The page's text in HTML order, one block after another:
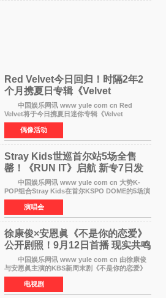
Red Velvet今日回归！时隔2年2
个月携夏日专辑《Velvet
Summer》重启完整体活动
中国娱乐网讯 www yule com cn Red
Velvet将于今日携夏日迷你专辑《Velvet
Summer》时隔2年2个月重启完整体活动。这张
于8月3日发行的专辑，主打柔和成熟氛围的夏日
音乐，收录了成员们想着
偶像活动
Stray Kids世巡首尔站5场全售
罄！《RUN IT》启航 新专7日发
中国娱乐网讯 www yule com cn 大势K-
POP组合Stray Kids在首尔KSPO DOME的5场演
唱会全部售罄，为新世界巡演拉开序幕。据所属
社JYP娱乐透露，Stray Kids于上月25至26日、
29日及本月1至2日
演唱会
徐康俊×安恩眞《不是你的恋爱》
公开剧照！9月12日首播 现实共鸣
罗曼史来袭
中国娱乐网讯 www yule com cn 由徐康俊
与安恩眞主演的KBS新周末剧《不是你的恋爱》
于近日公开首波剧照，正式定档9月12日首
播。 剧照中，徐康俊与安恩眞并肩而坐，眼
神中流露出复杂而微
电视剧